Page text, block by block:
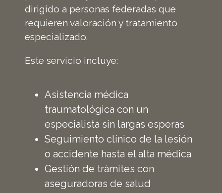
dirigido a personas federadas que
requieren valoración y tratamiento
especializado.
Este servicio incluye:
Asistencia médica
traumatológica con un
especialista sin largas esperas
Seguimiento clínico de la lesión
o accidente hasta el alta médica
Gestión de trámites con
aseguradoras de salud